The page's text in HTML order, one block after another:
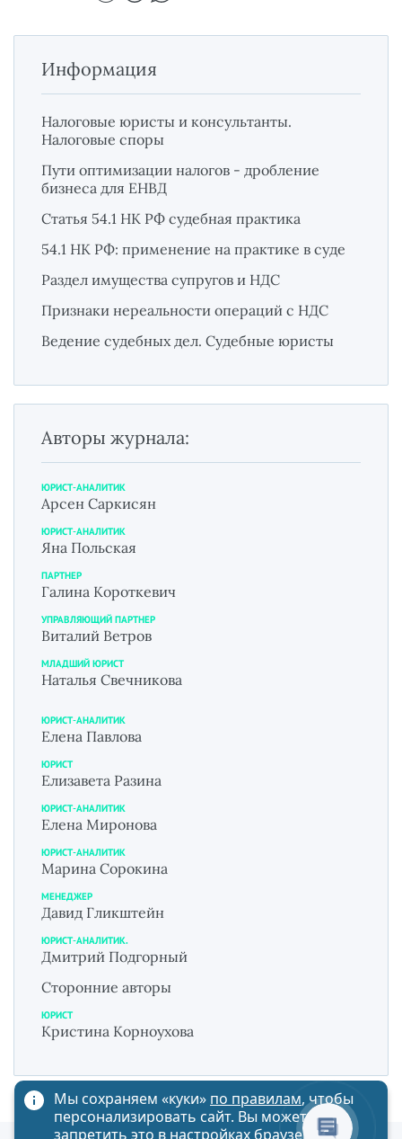
Информация
Налоговые юристы и консультанты.
Налоговые споры
Пути оптимизации налогов - дробление
бизнеса для ЕНВД
Статья 54.1 НК РФ судебная практика
54.1 НК РФ: применение на практике в суде
Раздел имущества супругов и НДС
Признаки нереальности операций с НДС
Ведение судебных дел. Судебные юристы
Авторы журнала:
ЮРИСТ-АНАЛИТИК
Арсен Саркисян
ЮРИСТ-АНАЛИТИК
Яна Польская
ПАРТНЕР
Галина Короткевич
УПРАВЛЯЮЩИЙ ПАРТНЕР
Виталий Ветров
МЛАДШИЙ ЮРИСТ
Наталья Свечникова
ЮРИСТ-АНАЛИТИК
Елена Павлова
ЮРИСТ
Елизавета Разина
ЮРИСТ-АНАЛИТИК
Елена Миронова
ЮРИСТ-АНАЛИТИК
Марина Сорокина
МЕНЕДЖЕР
Давид Гликштейн
ЮРИСТ-АНАЛИТИК.
Дмитрий Подгорный
Сторонние авторы
ЮРИСТ
Кристина Корноухова
Мы сохраняем «куки» по правилам, чтобы
персонализировать сайт. Вы можете
запретить это в настройках браузера